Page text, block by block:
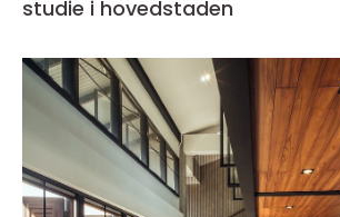
studie i hovedstaden